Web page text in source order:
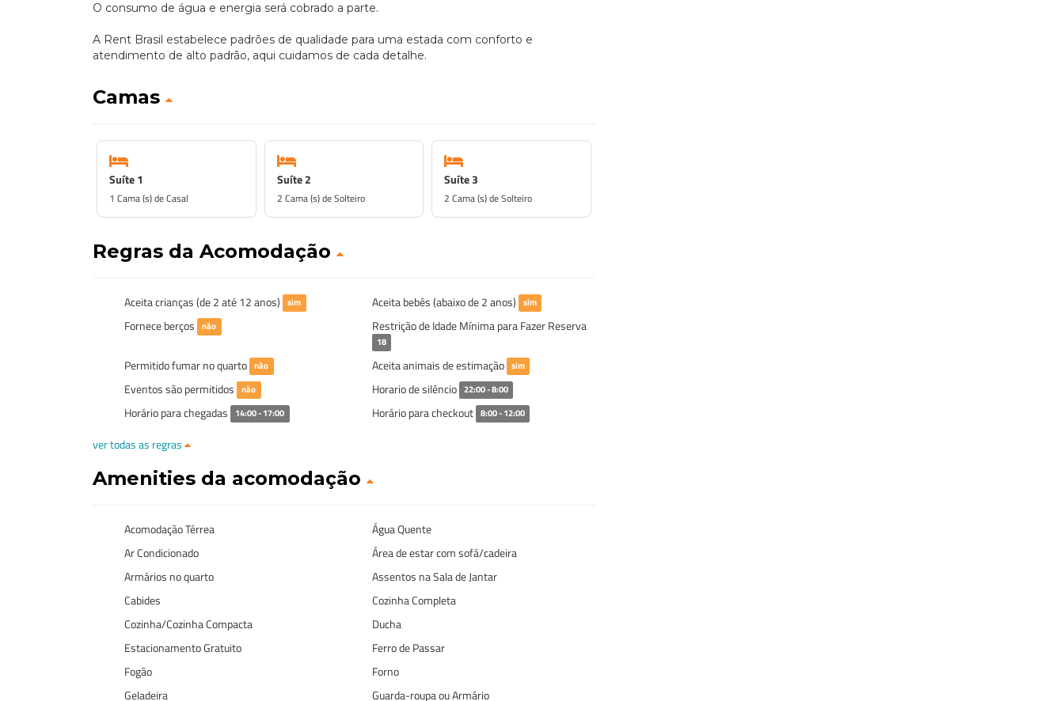
O consumo de água e energia será cobrado a parte.
A Rent Brasil estabelece padrões de qualidade para uma estada com conforto e
atendimento de alto padrão, aqui cuidamos de cada detalhe.
Camas
Suíte 1
1 Cama (s) de Casal
Suíte 2
2 Cama (s) de Solteiro
Suíte 3
2 Cama (s) de Solteiro
Regras da Acomodação
Aceita crianças (de 2 até 12 anos) sim Aceita bebês (abaixo de 2 anos) sim
Fornece berços não Restrição de Idade Mínima para Fazer Reserva
18
Permitido fumar no quarto não Aceita animais de estimação sim
Eventos são permitidos não Horario de silêncio 22:00 - 8:00
Horário para chegadas 14:00 - 17:00 Horário para checkout 8:00 - 12:00
ver todas as regras
Amenities da acomodação
Acomodação Térrea
Água Quente
Ar Condicionado
Área de estar com sofá/cadeira
Armários no quarto
Assentos na Sala de Jantar
Cabides
Cozinha Completa
Cozinha/Cozinha Compacta
Ducha
Estacionamento Gratuito
Ferro de Passar
Fogão
Forno
Geladeira
Guarda-roupa ou Armário